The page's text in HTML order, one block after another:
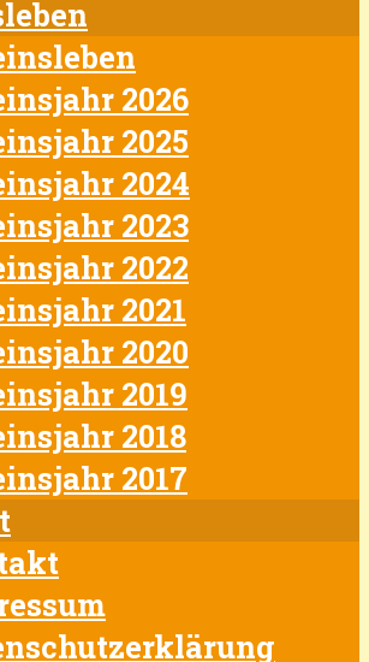
2026
2025
2024
2023
2022
2021
2020
2019
2018
2017